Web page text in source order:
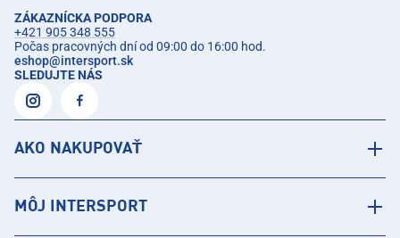
ZÁKAZNÍCKA PODPORA
+421 905 348 555
Počas pracovných dní od 09:00 do 16:00 hod.
eshop@intersport.sk
SLEDUJTE NÁS
AKO NAKUPOVAŤ
MÔJ INTERSPORT